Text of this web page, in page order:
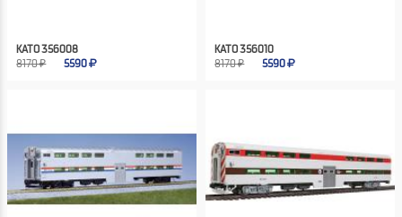
KATO 356008
8170 ₽
5590
KATO 356010
8170 ₽
5590